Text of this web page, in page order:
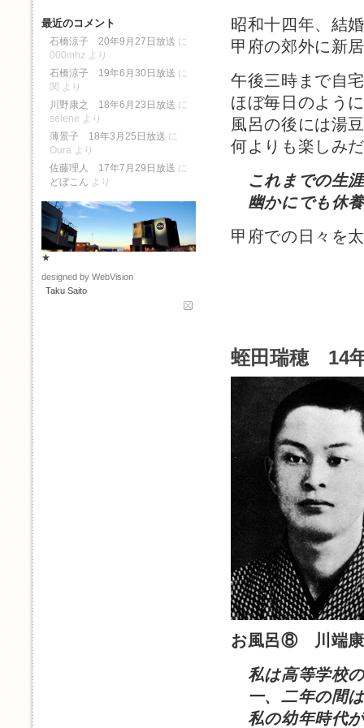
昭和十四年、結
甲府の郊外に新
午後三時まで自
ほぼ毎日のよう
風呂の後には湯
何よりも楽しみ
これまでの生
幽かにでも休
甲府での日々を
蛭田瑞穂 14
お風呂⑧ 川端
私は高等学校
一、二年の間
私の幼年時代
最近のコメント
石橋涼子 20年9月27日放送 に
000mhz より
石橋涼子 19年6月30日放送 に
関 より
川野康之 18年6月23日放送 に
selene より
薄景子 18年3月25日放送 に
Oura より
佐藤理人 17年7月29日放送 に
どぼこん より
★
designed by WebVision
Taku Saito